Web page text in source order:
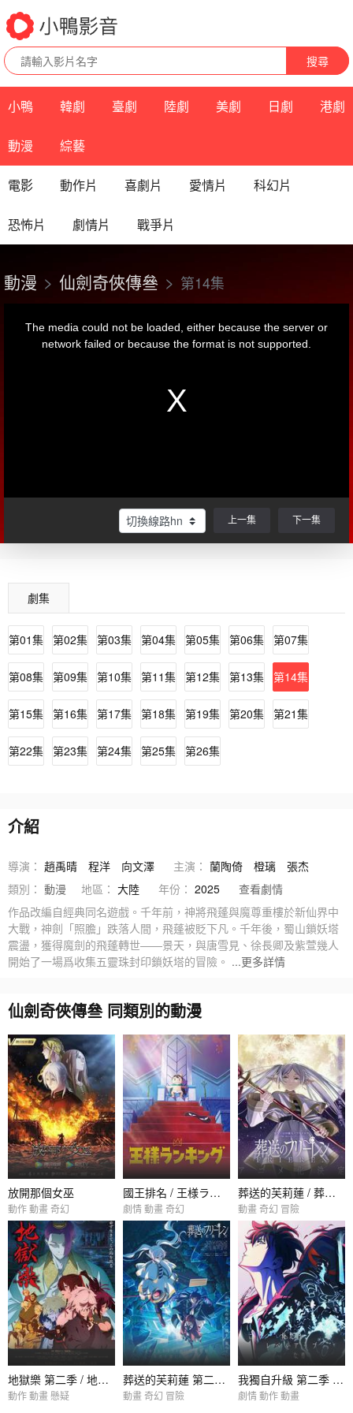
搜尋
小鴨 韓劇 臺劇 陸劇 美劇 日劇 港劇
動漫 綜藝
電影 動作片 喜劇片 愛情片 科幻片
恐怖片 劇情片 戰爭片
動漫 仙劍奇俠傳叄 第14集
上一集 下一集
劇集
第01集 第02集 第03集 第04集 第05集 第06集 第07集
第08集 第09集 第10集 第11集 第12集 第13集 第14集
第15集 第16集 第17集 第18集 第19集 第20集 第21集
第22集 第23集 第24集 第25集 第26集
介紹
導演： 趙禹晴 程洋 向文澤 主演： 蘭陶倚 橙璃
張杰
類別： 動漫 地區： 大陸 年份： 2025
查看劇情
作品改編自經典同名遊戲。千年前，神將飛蓬與魔尊重樓於新仙界中
大戰，神劍「照膽」跌落人間，飛蓬被貶下凡。千年後，蜀山鎖妖塔
震盪，獲得魔劍的飛蓬轉世——景天，與唐雪見、徐長卿及紫萱幾人
開始了一場爲收集五靈珠封印鎖妖塔的冒險。 ...更多詳情
仙劍奇俠傳叄 同類別的動漫
放開那個女巫
動作 動畫 奇幻
國王排名 / 王様ランキング
劇情 動畫 奇幻
葬送的芙莉蓮 / 葬送のフリーレン
動畫 奇幻 冒險
地獄樂 第二季 / 地獄楽 第二期
動作 動畫 懸疑
葬送的芙莉蓮 第二季 / 葬送のフリーレン 第2期
動畫 奇幻 冒險
我獨自升級 第二季 -起於暗影- / 俺だけレベルアップな件 Season 2 -Arise from the Shadow-
劇情 動作 動畫